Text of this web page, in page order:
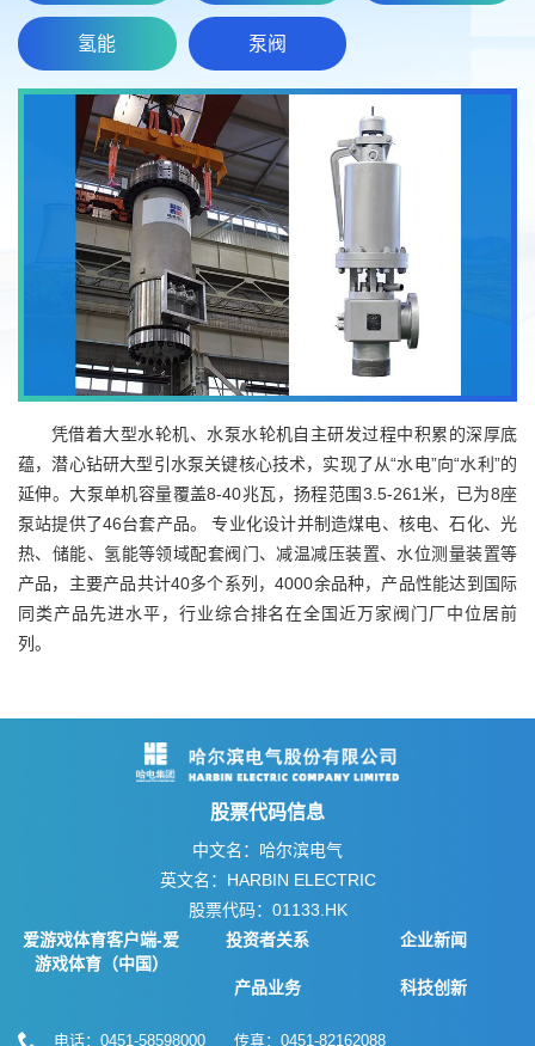
氢能 泵阀
凭借着大型水轮机、水泵水轮机自主研发过程中积累的深厚底
蕴，潜心钻研大型引水泵关键核心技术，实现了从“水电”向“水利”的
延伸。大泵单机容量覆盖8-40兆瓦，扬程范围3.5-261米，已为8座
泵站提供了46台套产品。 专业化设计并制造煤电、核电、石化、光
热、储能、氢能等领域配套阀门、减温减压装置、水位测量装置等
产品，主要产品共计40多个系列，4000余品种，产品性能达到国际
同类产品先进水平，行业综合排名在全国近万家阀门厂中位居前
列。
股票代码信息
中文名：哈尔滨电气
英文名：HARBIN ELECTRIC
股票代码：01133.HK
爱游戏体育客户端-爱
游戏体育（中国）
投资者关系 企业新闻
产品业务 科技创新
电话：0451-58598000 传真：0451-82162088